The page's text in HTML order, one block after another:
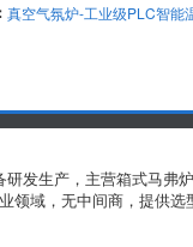
发生产，主营箱式马弗
域，无中间商，提供选